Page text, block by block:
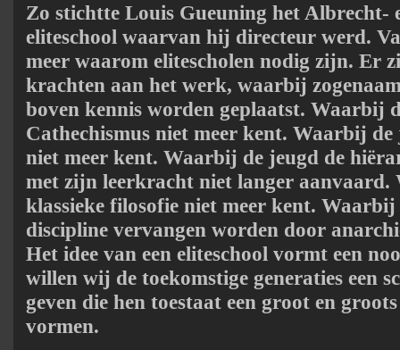
Zo stichtte Louis Gueuning het Albrecht-
eliteschool waarvan hij directeur werd.
meer waarom elitescholen nodig zijn. Er
krachten aan het werk, waarbij
boven kennis worden geplaatst. Waarbij
Cathechismus niet meer kent. Waarbij
niet meer kent. Waarbij de jeugd de
met zijn leerkracht niet langer
klassieke filosofie niet meer kent.
discipline vervangen worden door
Het idee van een eliteschool vormt een
willen wij de toekomstige generaties een
geven die hen toestaat een groot en
vormen.